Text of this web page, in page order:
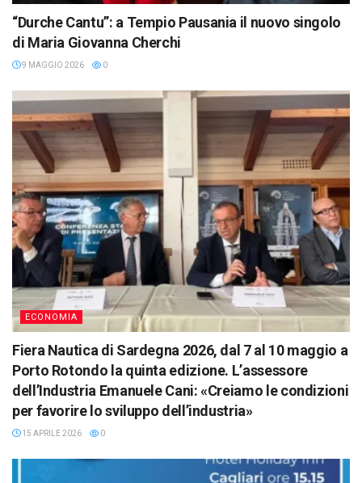
“Durche Cantu”: a Tempio Pausania il nuovo singolo
di Maria Giovanna Cherchi
9 MAGGIO 2026 0
ECONOMIA
Fiera Nautica di Sardegna 2026, dal 7 al 10 maggio a
Porto Rotondo la quinta edizione. L’assessore
dell’Industria Emanuele Cani: «Creiamo le condizioni
per favorire lo sviluppo dell’industria»
15 APRILE 2026 0